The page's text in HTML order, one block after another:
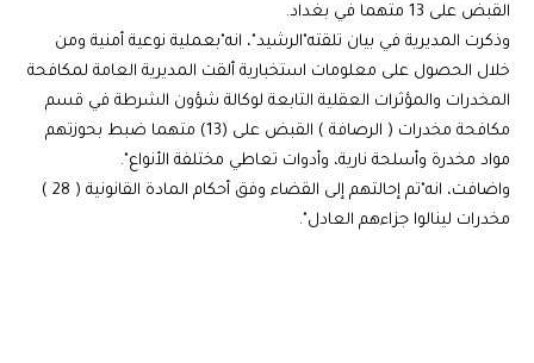
القبض على 13 متهما في بغداد.
وذكرت المديرية في بيان تلقته"الرشيد"، انه"بعملية نوعية أمنية ومن
خلال الحصول على معلومات استخبارية ألقت المديرية العامة لمكافحة
المخدرات والمؤثرات العقلية التابعة لوكالة شؤون الشرطة في قسم
مكافحة مخدرات ( الرصافة ) القبض على (13) متهما ضبط بحوزتهم
مواد مخدرة وأسلحة نارية، وأدوات تعاطي مختلفة الأنواع".
واضافت، انه"تم إحالتهم إلى القضاء وفق أحكام المادة القانونية ( 28 )
مخدرات لينالوا جزاءهم العادل".